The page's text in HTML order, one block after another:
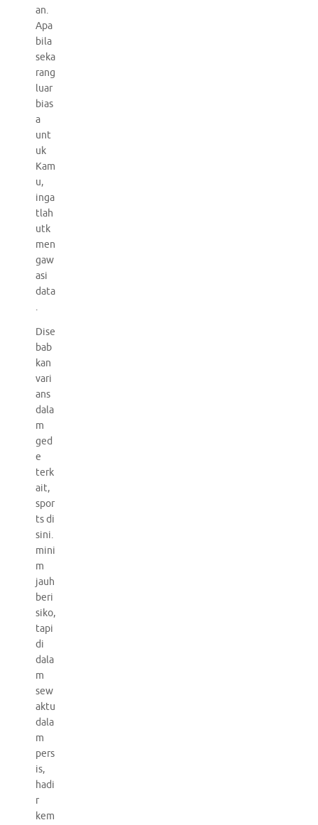
an.
Apa
bila
seka
rang
luar
bias
a
unt
uk
Kam
u,
inga
tlah
utk
men
gaw
asi
data
.
Dise
bab
kan
vari
ans
dala
m
ged
e
terk
ait,
spor
ts di
sini.
mini
m
jauh
beri
siko,
tapi
di
dala
m
sew
aktu
dala
m
pers
is,
hadi
r
kem